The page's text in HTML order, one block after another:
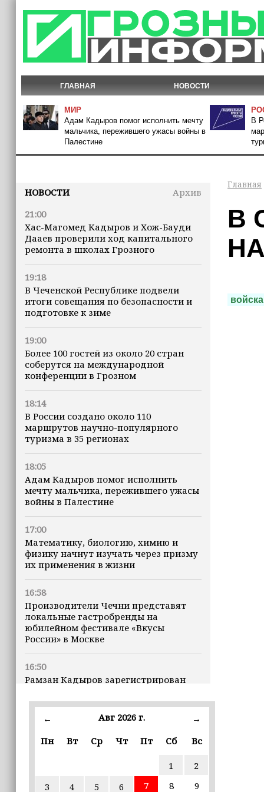
ГЛАВНАЯ НОВОСТИ
МИР
Адам Кадыров помог исполнить мечту
мальчика, пережившего ужасы войны в
Палестине
В
НОВОСТИ
Архив
21:00
Хас-Магомед Кадыров и Хож-Бауди
Дааев проверили ход капитального
ремонта в школах Грозного
19:18
В Чеченской Республике подвели
итоги совещания по безопасности и
подготовке к зиме
19:00
Более 100 гостей из около 20 стран
соберутся на международной
конференции в Грозном
18:14
В России создано около 110
маршрутов научно-популярного
туризма в 35 регионах
18:05
Адам Кадыров помог исполнить
мечту мальчика, пережившего ужасы
войны в Палестине
17:00
Математику, биологию, химию и
физику начнут изучать через призму
их применения в жизни
16:58
Производители Чечни представят
локальные гастробренды на
юбилейном фестивале «Вкусы
России» в Москве
16:50
Рамзан Кадыров зарегистрирован
16:47
землетрясения, рассказала
16:12
← Авг 2026 г.
→
Пн
Вт Ср Чт Пт Сб Вс
1
2
3
4 5 6 7 8
9
Главная
В
войска